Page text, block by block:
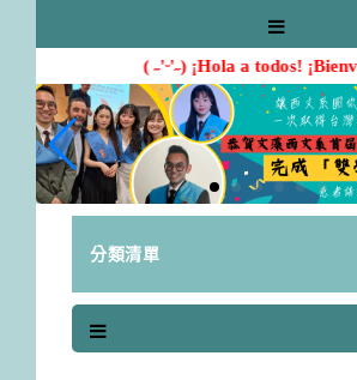
( ˶'ᵕ'˶) ¡Hola a todos!
分類清單